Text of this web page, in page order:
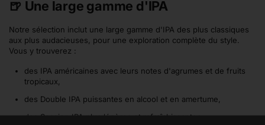
🍺 Une large gamme d'IPA
Notre sélection inclut une large gamme d'IPA des plus classiques
aux plus audacieuses, pour une exploration complète du style.
Vous y trouverez :
des IPA américaines avec leurs notes d'agrumes et de fruits
tropicaux,
des Double IPA puissantes en alcool et en amertume,
des Session IPA plus légères et rafraîchissantes,